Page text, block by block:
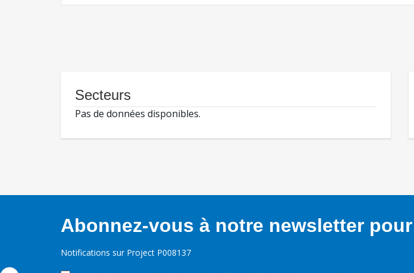
Secteurs
Pas de données disponibles.
Abonnez-vous à notre newsletter
Notifications sur Project P008137